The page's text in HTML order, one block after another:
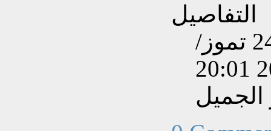
التفاصيل
تم إنشاءه بتاريخ الإثنين, 24 تموز/